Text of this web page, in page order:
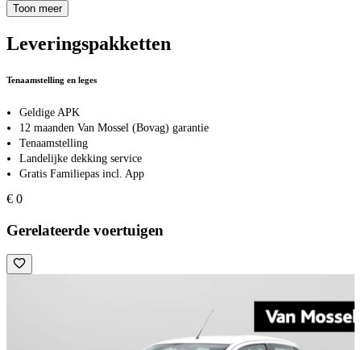
Toon meer
Leveringspakketten
Tenaamstelling en leges
Geldige APK
12 maanden Van Mossel (Bovag) garantie
Tenaamstelling
Landelijke dekking service
Gratis Familiepas incl. App
€ 0
Gerelateerde voertuigen